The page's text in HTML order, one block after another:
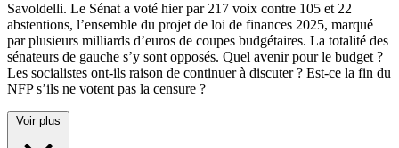
Savoldelli. Le Sénat a voté hier par 217 voix contre 105 et 22
abstentions, l’ensemble du projet de loi de finances 2025, marqué
par plusieurs milliards d’euros de coupes budgétaires. La totalité des
sénateurs de gauche s’y sont opposés. Quel avenir pour le budget ?
Les socialistes ont-ils raison de continuer à discuter ? Est-ce la fin du
NFP s’ils ne votent pas la censure ?
Voir plus